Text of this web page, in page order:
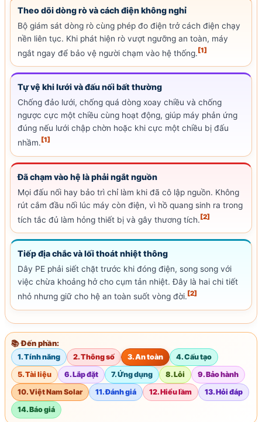
Theo dõi dòng rò và cách điện không nghỉ
Bộ giám sát dòng rò cùng phép đo điện trở cách điện chạy
nền liên tục. Khi phát hiện rò vượt ngưỡng an toàn, máy
ngắt ngay để bảo vệ người chạm vào hệ thống.[1]
Tự vệ khi lưới và đấu nối bất thường
Chống đảo lưới, chống quá dòng xoay chiều và chống
ngược cực một chiều cùng hoạt động, giúp máy phản ứng
đúng nếu lưới chập chờn hoặc khi cực một chiều bị đấu
nhầm. [1]
Đã chạm vào hệ là phải ngắt nguồn
Mọi đấu nối hay bảo trì chỉ làm khi đã cô lập nguồn. Không
rút cắm đầu nối lúc máy còn điện, vì hồ quang sinh ra trong
tích tắc đủ làm hỏng thiết bị và gây thương tích.[2]
Tiếp địa chắc và lối thoát nhiệt thông
Dây PE phải siết chặt trước khi đóng điện, song song với
việc chừa khoảng hở cho cụm tản nhiệt. Đây là hai chi tiết
nhỏ nhưng giữ cho hệ an toàn suốt vòng đời. [2]
📚 Đến phần:
1. Tính năng 2. Thông số 3. An toàn
4. Cấu tạo
5. Tài liệu
6. Lắp đặt 7. Ứng dụng 8. Lỗi
9. Bảo hành
10. Việt Nam Solar
11. Đánh giá 12. Hiểu lầm
13. Hỏi đáp
14. Báo giá